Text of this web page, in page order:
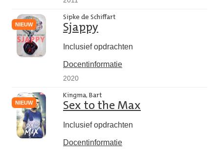
NIEUW
Sipke de Schiffart
Sjappy
Inclusief opdrachten
Docentinformatie
2020
NIEUW
Kingma, Bart
Sex to the Max
Inclusief opdrachten
Docentinformatie